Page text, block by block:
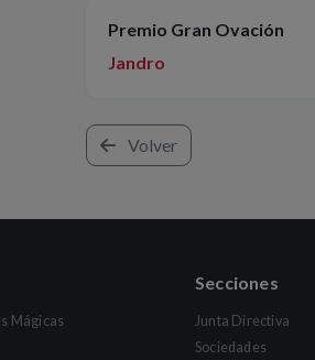
Premio Gran Ovación
Jandro
Volver
Mágicas
Secciones
Junta Directiva
Sociedades